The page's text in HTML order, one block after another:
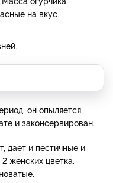
на вкус.
он опыляется
и законсервирован.
дает и пестичные и
женских цветка.